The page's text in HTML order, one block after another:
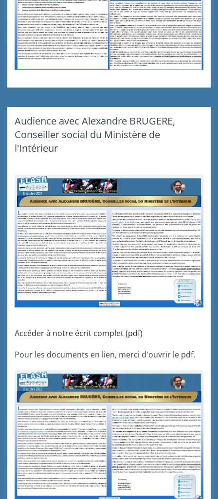
Audience avec Alexandre BRUGERE,
Conseiller social du Ministère de
l'Intérieur
Accéder à notre écrit complet (pdf)
Pour les documents en lien, merci d'ouvrir le pdf.